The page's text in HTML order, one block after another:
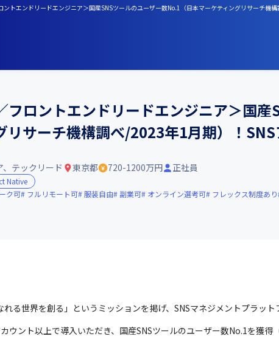
トエンドリードエンジニア＞国産SNSツールのユーザー数No.1（日本マーケティングリサーチ機
フロントエンドリードエンジニア＞国
リサーチ機構調べ/2023年1月期）！
テックリード 東京都 720-1200万円 正社員
Native
ク可 フルリモート可 服装自由 副業可 オンライン選考可 フレックス制度あり
る世界を創る」というミッションを掲げ、SNSマネジメントプラッ
ント以上で導入いただき、国産SNSツールのユーザー数No.1を獲得